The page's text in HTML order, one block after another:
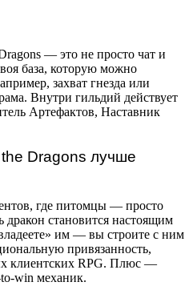
— это не просто чат и
база, которую можно
захват гнезда или
Внутри гильдий действует
Артефактов, Наставник
Dragons лучше
где питомцы — просто
дракон становится настоящим
им — вы строите с ним
привязанность,
клиентских RPG. Плюс —
to-win механик.